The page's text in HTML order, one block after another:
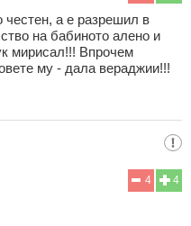
а е разрешил в
на бабиното алено и
мирисал!!! Впрочем
му - дала вераджии!!!
4
4